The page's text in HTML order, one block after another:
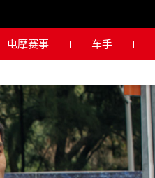
电摩赛事 车手